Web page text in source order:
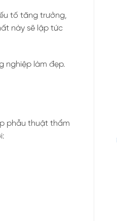
tố tăng trưởng,
này sẽ lập tức
nghiệp làm đẹp.
phẫu thuật thẩm